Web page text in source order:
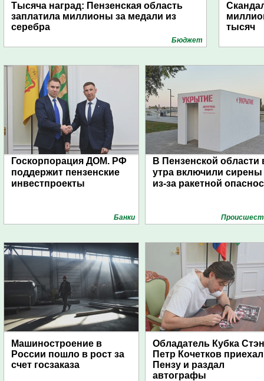
Тысяча наград: Пензенская область
заплатила миллионы за медали из
серебра
Бюджет
тысяч
Госкорпорация ДОМ. РФ
поддержит пензенские
инвестпроекты
Банки
В Пензенской области
утра включили сирены
из-за ракетной
Машиностроение в
России пошло в рост за
счет госзаказа
Обладатель Кубка
Петр Кочетков
Пензу и раздал
автографы